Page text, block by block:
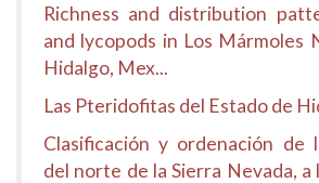
Richness and distribution
and lycopods in Los Mármoles
Hidalgo, Mex...
Las Pteridofitas del Estado de
Clasificación y ordenación de
del norte de la Sierra Nevada, a